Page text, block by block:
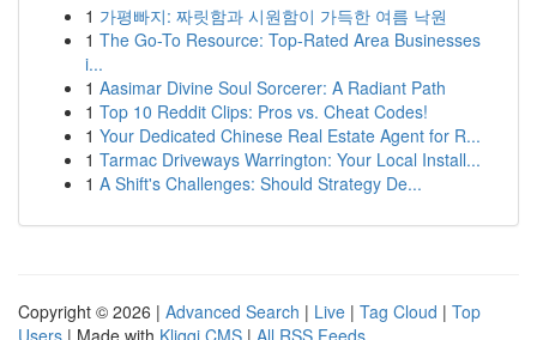
1 가평빠지: 짜릿함과 시원함이 가득한 여름 낙원
1 The Go-To Resource: Top-Rated Area Businesses
i...
1 Aasimar Divine Soul Sorcerer: A Radiant Path
1 Top 10 Reddit Clips: Pros vs. Cheat Codes!
1 Your Dedicated Chinese Real Estate Agent for R...
1 Tarmac Driveways Warrington: Your Local Install...
1 A Shift's Challenges: Should Strategy De...
Copyright © 2026 | Advanced Search | Live | Tag Cloud | Top
Users | Made with Kliqqi CMS | All RSS Feeds